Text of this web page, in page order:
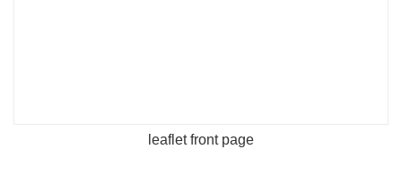
leaflet front page